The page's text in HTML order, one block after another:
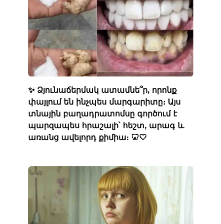
✨ Ձյունաճերմակ ատամնե՞ր, որոնք
փայլում են ինչպես մարգարիտը։ Այս
տնային բաղադրատոմսը գործում է
պարզապես հրաշալի՝ հեշտ, արագ և
առանց ավելորդ քիմիա։ 🦷🤍